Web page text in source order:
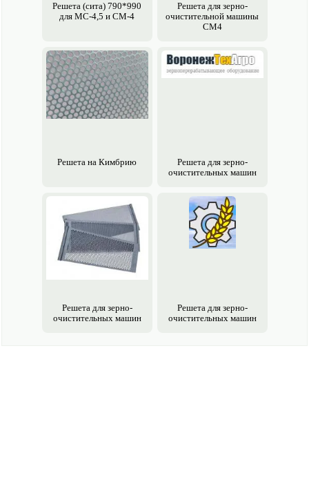
Решета (сита) 790*990
для МС-4,5 и СМ-4
Решета для зерно­
очистительной машины
СМ4
Решета на Кимбрию
Решета для зерно­
очистительных машин
Решета для зерно­
очистительных машин
Решета для зерно­
очистительных машин